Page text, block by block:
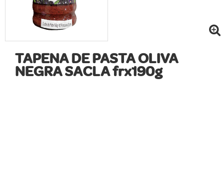
TAPENA DE PASTA OLIVA
NEGRA SACLA frx190g